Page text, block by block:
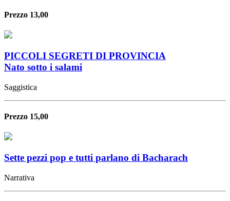
Prezzo 13,00
PICCOLI SEGRETI DI PROVINCIA
Nato sotto i salami
Saggistica
Prezzo 15,00
Sette pezzi pop e tutti parlano di Bacharach
Narrativa